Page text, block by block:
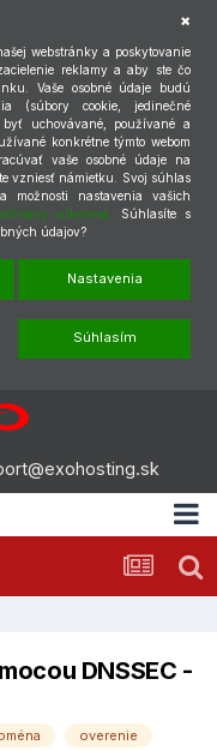
webstránky a poskytovanie
reklamy a aby ste čo
Vaše osobné údaje budú
(súbory cookie, jedinečné
uchovávané, používané a
konkrétne týmto webom
vaše osobné údaje na
vzniesť námietku. Svoj súhlas
možnosti nastavenia vašich
súkromia.
Súhlasíte s
údajov?
Nastavenia
Súhlasím
DNSSEC -
overenie